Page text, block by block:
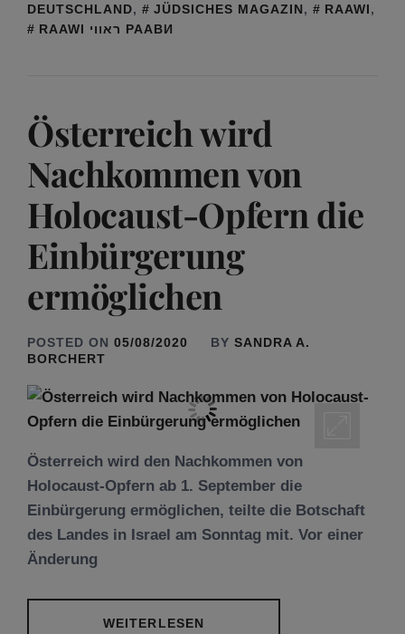
DEUTSCHLAND, JÜDSICHES MAGAZIN, RAAWI,
RAAWI ראווי РААВИ
Österreich wird
Nachkommen von
Holocaust-Opfern die
Einbürgerung
ermöglichen
POSTED ON 05/08/2020 BY SANDRA A.
BORCHERT
Österreich wird den Nachkommen von
Holocaust-Opfern ab 1. September die
Einbürgerung ermöglichen, teilte die Botschaft
des Landes in Israel am Sonntag mit. Vor einer
Änderung
WEITERLESEN